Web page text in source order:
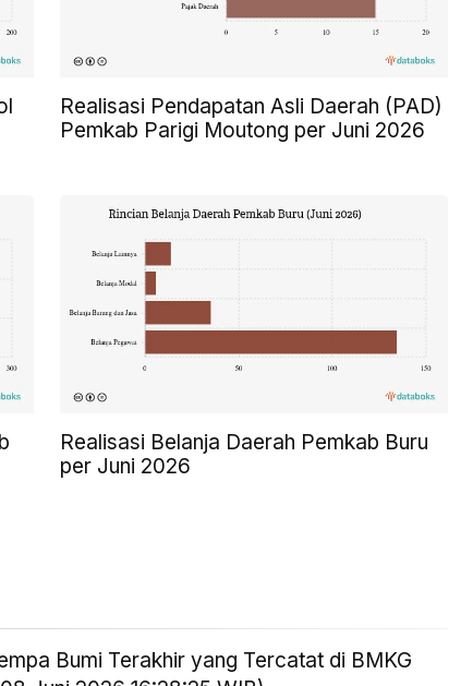
Realisasi Pendapatan Asli Daerah (PAD)
Pemkab Parigi Moutong per Juni 2026
Realisasi Belanja Daerah Pemkab Buru
per Juni 2026
Bumi Terakhir yang Tercatat di BMKG